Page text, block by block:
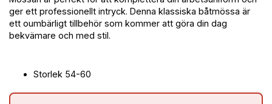
ger ett professionellt intryck. Denna klassiska båtmössa är
ett oumbärligt tillbehör som kommer att göra din dag
bekvämare och med stil.
Storlek 54-60